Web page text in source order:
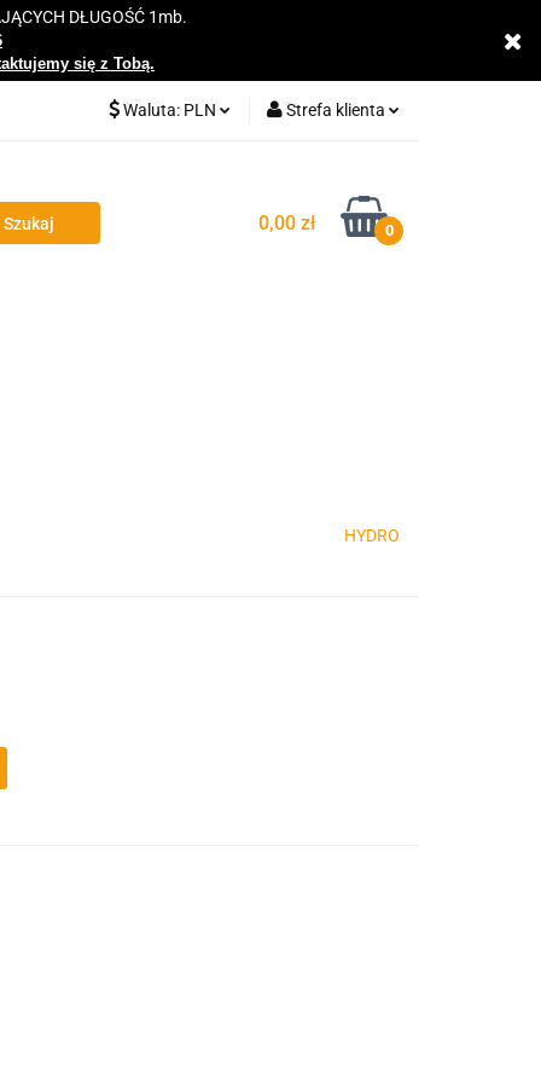
DŁUGOŚĆ 1mb.
się z Tobą.
Waluta: PLN Strefa klienta
Zarejestruj się
Dodaj zgłoszenie
0,00 zł 0
HYDRO